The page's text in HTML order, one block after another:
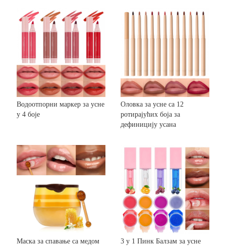
Водоотпорни маркер за усне
у 4 боје
Оловка за усне са 12
ротирајућих боја за
дефиницију усана
Маска за спавање са медом
3 у 1 Пинк Балзам за усне